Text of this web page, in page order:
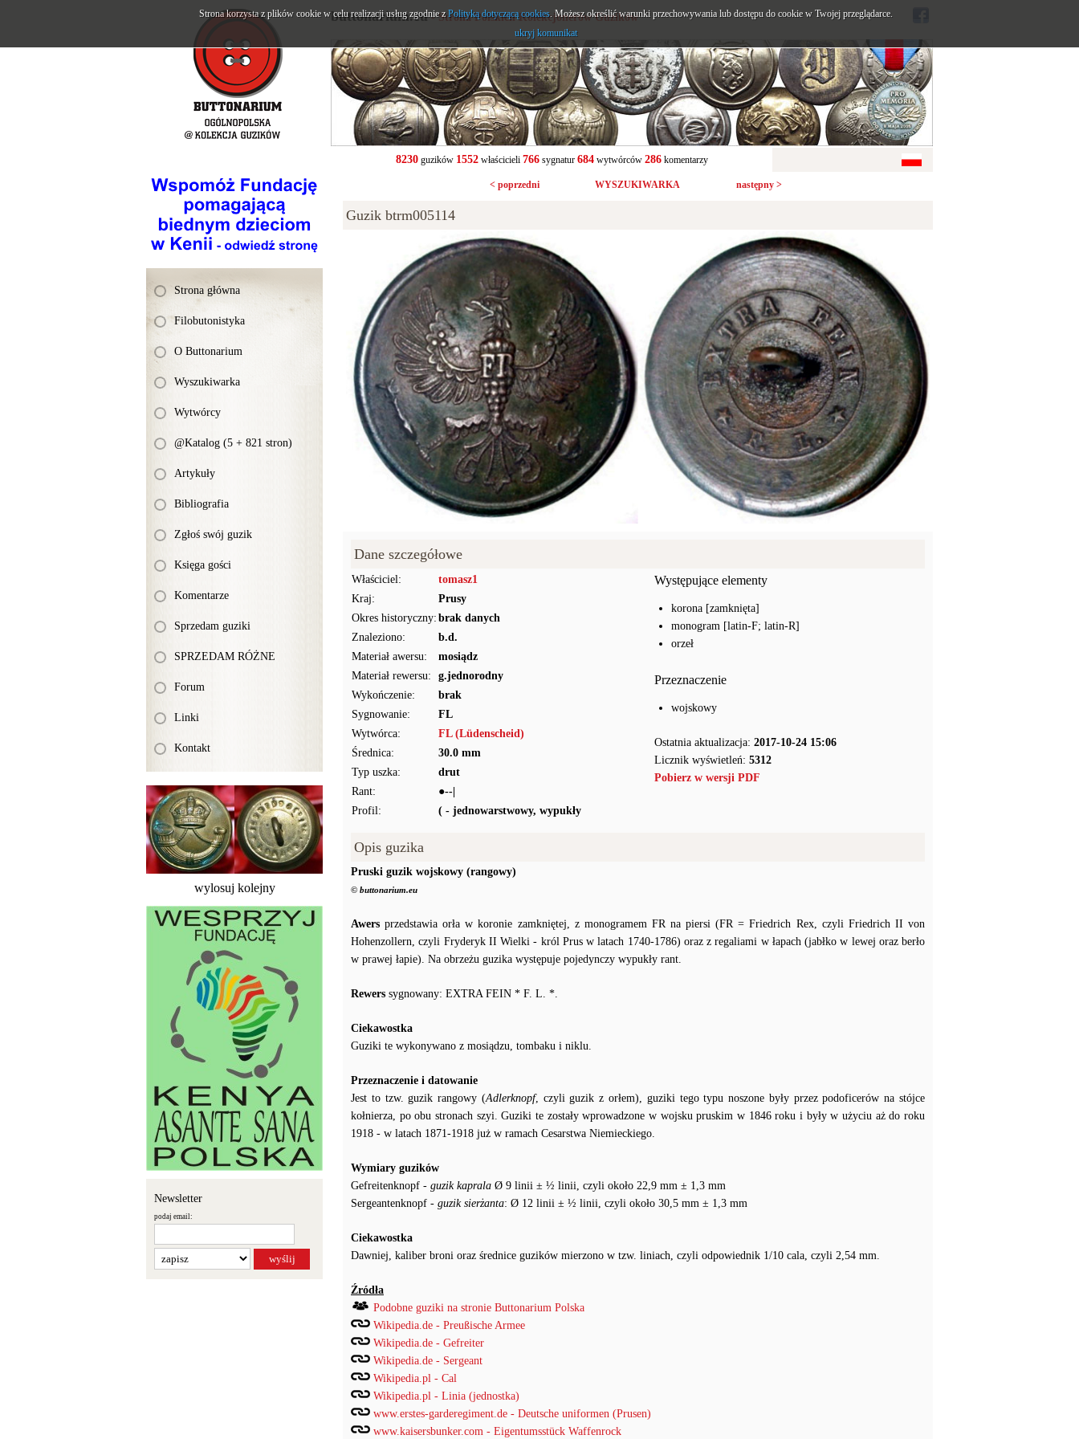
Strona główna
Filobutonistyka
O Buttonarium
Wyszukiwarka
Wytwórcy
@Katalog (5 + 821 stron)
Artykuły
Bibliografia
Zgłoś swój guzik
Księga gości
Komentarze
Sprzedam guziki
SPRZEDAM RÓŻNE
Forum
Linki
Kontakt
wylosuj kolejny
Newsletter
podaj email:
buttonarium.eu- Strona Polskich Kolekcjonerów Guzików
8230guzików 1552właścicieli 766sygnatur 684wytwórców 286komentarzy
< poprzedni WYSZUKIWARKA następny >
Guzik btrm005114
Dane szczegółowe
Właściciel:
tomasz1
Kraj:
Prusy
Okres historyczny: brak danych
Znaleziono:
b.d.
Materiał awersu:
mosiądz
Materiał rewersu:
g.jednorodny
Wykończenie:
brak
Sygnowanie:
FL
Wytwórca:
FL (Lüdenscheid)
Średnica:
30.0 mm
Typ uszka:
drut
Rant:
●--|
Profil:
( - jednowarstwowy, wypukły
Występujące elementy
korona [zamknięta]
monogram [latin-F; latin-R]
orzeł
Przeznaczenie
wojskowy
Ostatnia aktualizacja: 2017-10-24 15:06
Licznik wyświetleń: 5312
Pobierz w wersji PDF
Opis guzika
Pruski guzik wojskowy (rangowy)
© buttonarium.eu
Awers przedstawia orła w koronie zamkniętej, z monogramem FR na piersi (FR = Friedrich Rex, czyli Friedrich II von
Hohenzollern, czyli Fryderyk II Wielki - król Prus w latach 1740-1786) oraz z regaliami w łapach (jabłko w lewej oraz berło
w prawej łapie). Na obrzeżu guzika występuje pojedynczy wypukły rant.
Rewers sygnowany: EXTRA FEIN * F. L. *.
Ciekawostka
Guziki te wykonywano z mosiądzu, tombaku i niklu.
Przeznaczenie i datowanie
Jest to tzw. guzik rangowy (Adlerknopf, czyli guzik z orłem), guziki tego typu noszone były przez podoficerów na stójce
kołnierza, po obu stronach szyi. Guziki te zostały wprowadzone w wojsku pruskim w 1846 roku i były w użyciu aż do roku
1918 - w latach 1871-1918 już w ramach Cesarstwa Niemieckiego.
Wymiary guzików
Gefreitenknopf - guzik kaprala Ø 9 linii ± ½ linii, czyli około 22,9 mm ± 1,3 mm
Sergeantenknopf - guzik sierżanta: Ø 12 linii ± ½ linii, czyli około 30,5 mm ± 1,3 mm
Ciekawostka
Dawniej, kaliber broni oraz średnice guzików mierzono w tzw. liniach, czyli odpowiednik 1/10 cala, czyli 2,54 mm.
Źródła
Podobne guziki na stronie Buttonarium Polska
Wikipedia.de - Preußische Armee
Wikipedia.de - Gefreiter
Wikipedia.de - Sergeant
Wikipedia.pl - Cal
Wikipedia.pl - Linia (jednostka)
www.erstes-garderegiment.de - Deutsche uniformen (Prusen)
www.kaisersbunker.com - Eigentumsstück Waffenrock
Strona korzysta z plików cookie w celu realizacji usług zgodnie zPolityką dotyczącą cookies. Możesz określić warunki przechowywania lub dostępu do cookie w Twojej przeglądarce.
ukryj komunikat